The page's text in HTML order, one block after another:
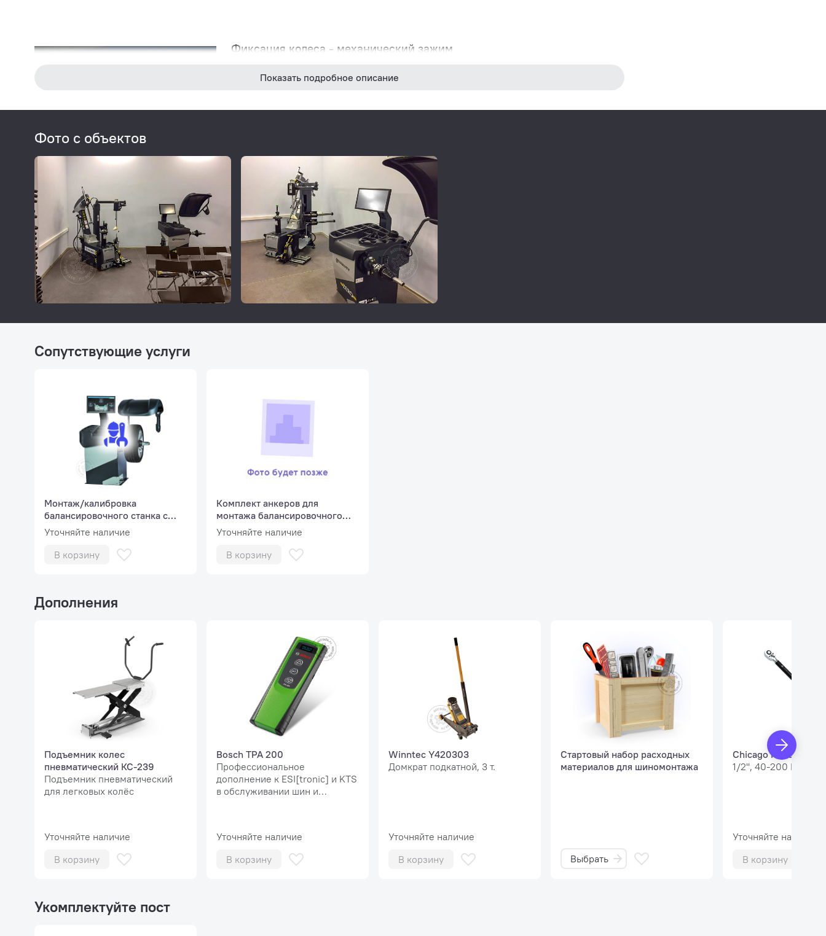
Фиксация колеса - механический зажим
станка к пневмосистеме. В базовый комплект станков входит набор конусов для
Внешний лазерный указатель
Для точного позиционирования дисков.
Обновлённый дизайн
Эргономичная вместительная панель для инструментов и расходных
материалов;
Места хранения инструмента спроектированы с учетом многолетнего опыта
разработки стендов;
Прочная панель хранения грузиков с антискользящим покрытием
Быстрый выбор программы балансировки (QSP)
Автоматическое распознавание программ балансировки (Standard, Alu2, Alu3) по
действиям оператора. Для старта работы мастер просто указывает место
желаемой установки груза на диске и запускает стенд закрытием кожуха - без
предварительных настроек и выбора режимов.
Автодоворот колеса до места установки грузов – последовательно для каждого
Показать подробное описание
Фото с объектов
Сопутствующие услуги
Монтаж/калибровка
балансировочного станка с
автоматическим вводом
Уточняйте наличие
В корзину
Комплект анкеров для
монтажа балансировочного
станка
Уточняйте наличие
В корзину
Дополнения
Подъемник колес
пневматический КС-239
Подъемник пневматический
для легковых колёс
Уточняйте наличие
В корзину
Bosch TPA 200
Профессиональное
дополнение к ESI[tronic] и KTS
в обслуживании шин и
Уточняйте наличие
В корзину
Winntec Y420303
Домкрат подкатной, 3 т.
Уточняйте наличие
В корзину
Стартовый набор расходных
материалов для шиномонтажа
Выбрать
Chicago Pneumatic
1/2'', 40-200 Нм
Уточняйте наличие
В корзину
Укомплектуйте пост